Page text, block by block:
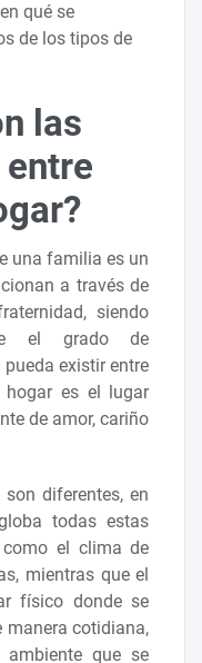
qué se
de los tipos de
las
una familia es un
a través de
siendo
el grado de
existir entre
es el lugar
de amor, cariño
diferentes, en
todas estas
como el clima de
mientras que el
físico donde se
manera cotidiana,
que se